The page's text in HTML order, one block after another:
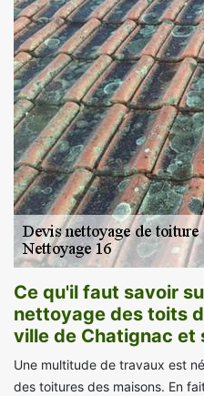
Ce qu'il faut savoir
nettoyage des toits
ville de Chatignac et
Une multitude de travaux est
des toitures des maisons. En